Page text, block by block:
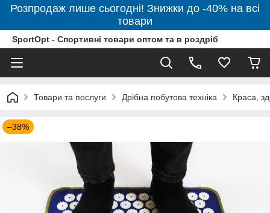
Розпродаж лише сьогодні! Знижки до -40% на всі
товари
SportOpt - Спортивні товари оптом та в роздріб
Товари та послуги Дрібна побутова техніка Краса,
–38%